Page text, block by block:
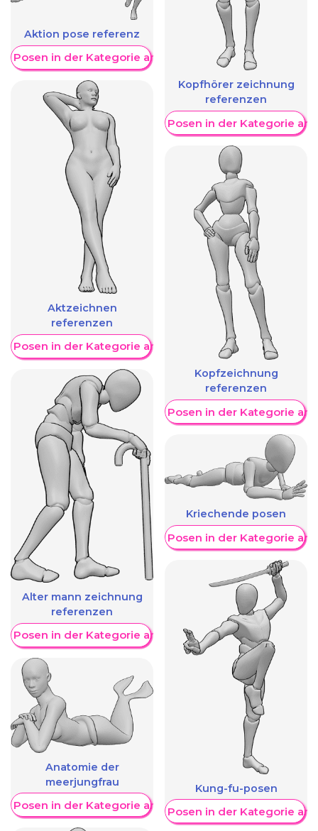
Aktion pose referenz
Posen in der Kategorie anzeigen
Aktzeichnen
referenzen
Posen in der Kategorie anzeigen
Alter mann zeichnung
referenzen
Posen in der Kategorie anzeigen
Anatomie der
meerjungfrau
Posen in der Kategorie anzeigen
Kopfhörer zeichnung
referenzen
Weitere Posen in der Kategorie
Kopfzeichnung
referenzen
Weitere Posen in der Kategorie
Kriechende posen
Weitere Posen in der Kategorie
Kung-fu-posen
Weitere Posen in der Kategorie